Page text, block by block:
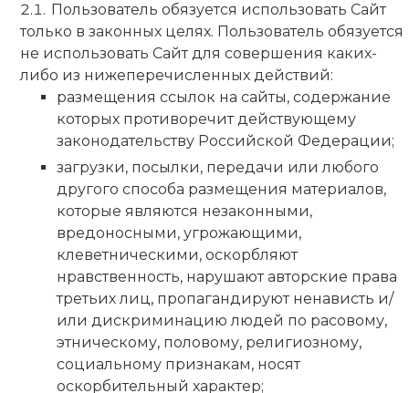
Пользователь обязуется использовать Сайт
только в законных целях. Пользователь обязуется
не использовать Сайт для совершения каких-
либо из нижеперечисленных действий:
размещения ссылок на сайты, содержание
которых противоречит действующему
законодательству Российской Федерации;
загрузки, посылки, передачи или любого
другого способа размещения материалов,
которые являются незаконными,
вредоносными, угрожающими,
клеветническими, оскорбляют
нравственность, нарушают авторские права
третьих лиц, пропагандируют ненависть и/
или дискриминацию людей по расовому,
этническому, половому, религиозному,
социальному признакам, носят
оскорбительный характер;